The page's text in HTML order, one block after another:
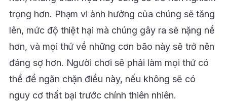
trọng hơn. Phạm vi ảnh hưởng của chúng sẽ tăng
lên, mức độ thiệt hại mà chúng gây ra sẽ nặng nề
hơn, và mọi thứ về những cơn bão này sẽ trở nên
đáng sợ hơn. Người chơi sẽ phải làm mọi thứ có
thể để ngăn chặn điều này, nếu không sẽ có
nguy cơ thất bại trước chính thiên nhiên.